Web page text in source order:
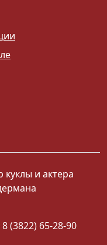
куклы и актера
(3822) 65-28-90